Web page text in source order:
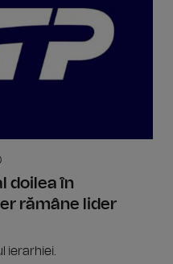
doilea în
rămâne lider
ierarhiei.